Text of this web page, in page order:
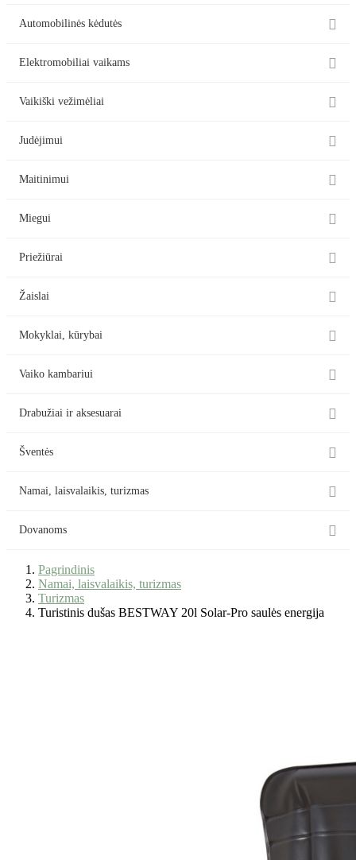
Automobilinės kėdutės 
Elektromobiliai vaikams 
Vaikiški vežimėliai 
Judėjimui 
Maitinimui 
Miegui 
Priežiūrai 
Žaislai 
Mokyklai, kūrybai 
Vaiko kambariui 
Drabužiai ir aksesuarai 
Šventės 
Namai, laisvalaikis, turizmas 
Dovanoms 
Pagrindinis
Namai, laisvalaikis, turizmas
Turizmas
Turistinis dušas BESTWAY 20l Solar-Pro saulės energija